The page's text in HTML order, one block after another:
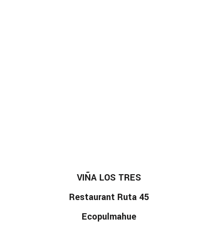
VIÑA LOS TRES
Restaurant Ruta 45
Ecopulmahue